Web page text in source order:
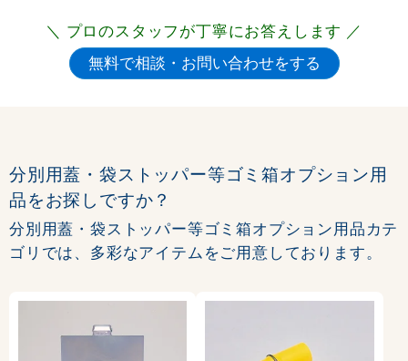
＼ プロのスタッフが丁寧にお答えします ／
分別用蓋・袋ストッパー等ゴミ箱オプション用
品をお探しですか？
分別用蓋・袋ストッパー等ゴミ箱オプション用品カテ
ゴリでは、多彩なアイテムをご用意しております。